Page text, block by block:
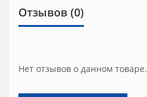
Отзывов (0)
Нет отзывов о данном товаре.